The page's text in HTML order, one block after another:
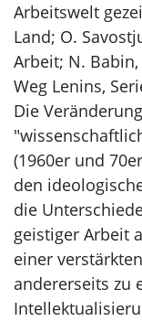
Arbeitswelt
Land; O.
Arbeit; N. Babin,
Weg Lenins,
Die
(1960er und
den
die
geistiger Arbeit
einer
andererseits zu